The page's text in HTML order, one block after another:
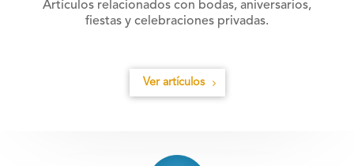
Artículos relacionados con bodas, aniversarios,
fiestas y celebraciones privadas.
Ver artículos